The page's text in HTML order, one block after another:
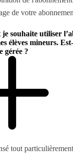
de votre
je souhaite utiliser
élèves mineurs.
gérée ?
tout